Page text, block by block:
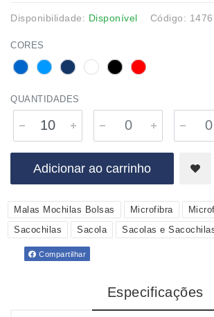
Disponibilidade: Disponível Código:
CORES
QUANTIDADES
Adicionar ao carrinho
Malas Mochilas Bolsas Microfibra
Sacochilas
Sacola Sacolas e
Compartilhar
Especificações